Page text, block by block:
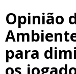
Opinião
para